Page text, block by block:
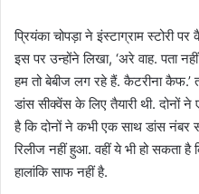
प्रियंका चोपड़ा ने इंस्टाग्राम स्टोरी
इस पर उन्होंने लिखा, ‘अरे वाह. पता
हम तो बेबीज लग रहे हैं. कैटरीना कैफ.’
डांस सीक्वेंस के लिए तैयारी थी.
है कि दोनों ने कभी एक साथ डांस नंबर
रिलीज नहीं हुआ. वहीं ये भी हो सकता
हालांकि साफ नहीं है.